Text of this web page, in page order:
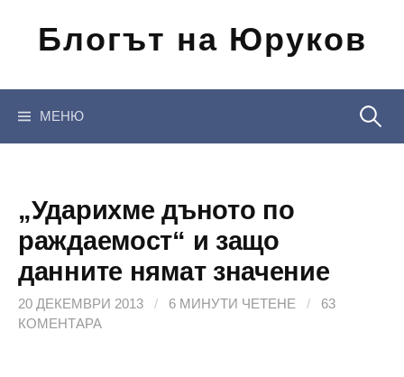
съдържанието
Блогът на Юруков
МЕНЮ
„Ударихме дъното по
раждаемост“ и защо
данните нямат значение
20 ДЕКЕМВРИ 2013 / 6 МИНУТИ ЧЕТЕНЕ /
63
КОМЕНТАРА